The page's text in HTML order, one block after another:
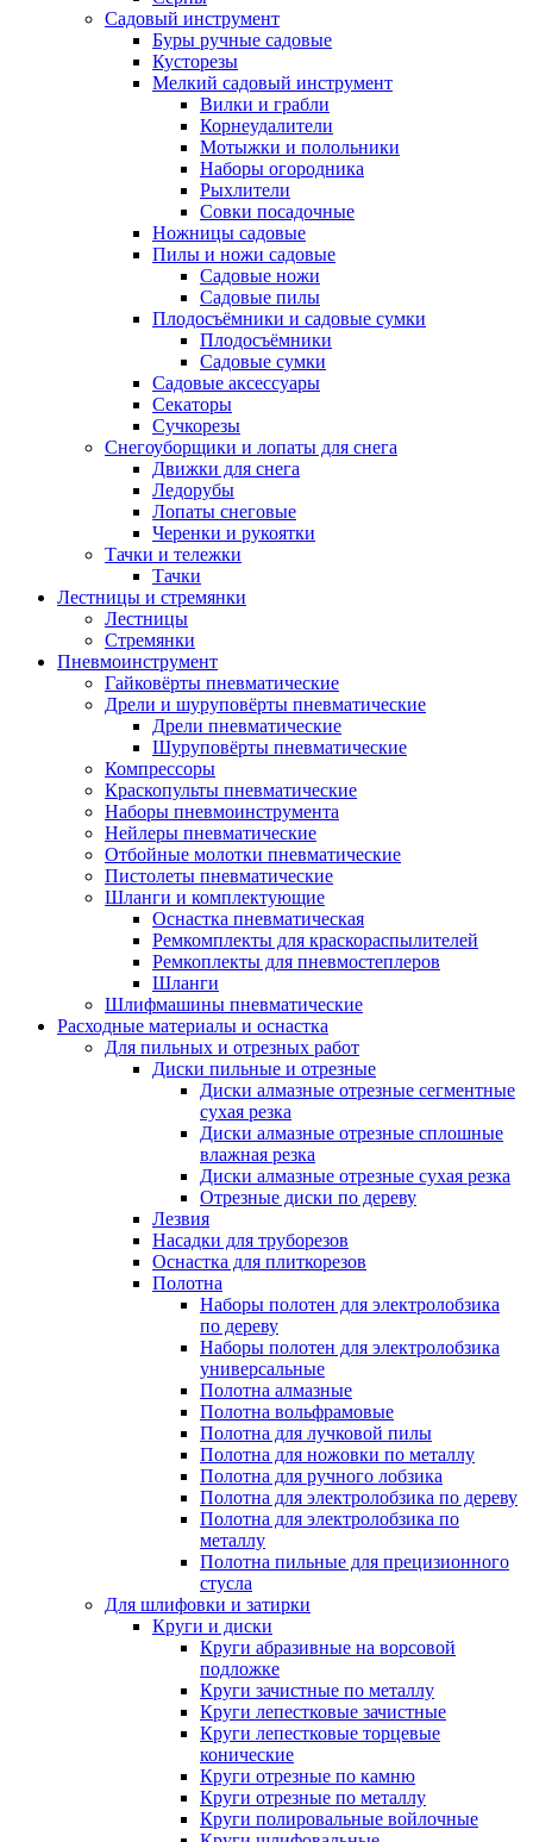
Садовый инструмент
Буры ручные садовые
Кусторезы
Мелкий садовый инструмент
Вилки и грабли
Корнеудалители
Мотыжки и полольники
Наборы огородника
Рыхлители
Совки посадочные
Ножницы садовые
Пилы и ножи садовые
Садовые ножи
Садовые пилы
Плодосъёмники и садовые сумки
Плодосъёмники
Садовые сумки
Садовые аксессуары
Секаторы
Сучкорезы
Снегоуборщики и лопаты для снега
Движки для снега
Ледорубы
Лопаты снеговые
Черенки и рукоятки
Тачки и тележки
Тачки
Лестницы и стремянки
Лестницы
Стремянки
Пневмоинструмент
Гайковёрты пневматические
Дрели и шуруповёрты пневматические
Дрели пневматические
Шуруповёрты пневматические
Компрессоры
Краскопульты пневматические
Наборы пневмоинструмента
Нейлеры пневматические
Отбойные молотки пневматические
Пистолеты пневматические
Шланги и комплектующие
Оснастка пневматическая
Ремкомплекты для краскораспылителей
Ремкоплекты для пневмостеплеров
Шланги
Шлифмашины пневматические
Расходные материалы и оснастка
Для пильных и отрезных работ
Диски пильные и отрезные
Диски алмазные отрезные сегментные
сухая резка
Диски алмазные отрезные сплошные
влажная резка
Диски алмазные отрезные сухая резка
Отрезные диски по дереву
Лезвия
Насадки для труборезов
Оснастка для плиткорезов
Полотна
Наборы полотен для электролобзика
по дереву
Наборы полотен для электролобзика
универсальные
Полотна алмазные
Полотна вольфрамовые
Полотна для лучковой пилы
Полотна для ножовки по металлу
Полотна для ручного лобзика
Полотна для электролобзика по дереву
Полотна для электролобзика по
металлу
Полотна пильные для прецизионного
стусла
Для шлифовки и затирки
Круги и диски
Круги абразивные на ворсовой
подложке
Круги зачистные по металлу
Круги лепестковые зачистные
Круги лепестковые торцевые
конические
Круги отрезные по камню
Круги отрезные по металлу
Круги полировальные войлочные